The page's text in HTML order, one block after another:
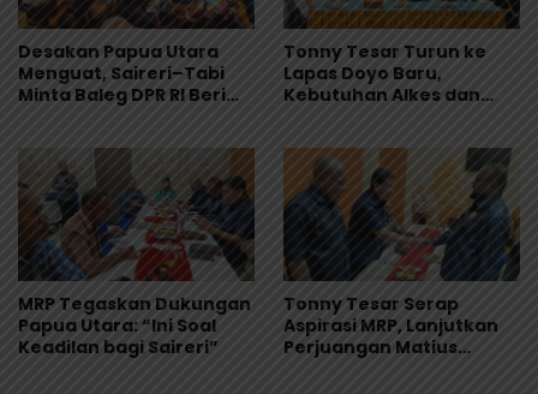
Desakan Papua Utara
Menguat, Saireri–Tabi
Minta Baleg DPR RI Beri
Tonny Tesar Turun ke
Lapas Doyo Baru,
Kebutuhan Alkes dan
MRP Tegaskan Dukungan
Papua Utara: “Ini Soal
Keadilan bagi Saireri”
Tonny Tesar Serap
Aspirasi MRP, Lanjutkan
Perjuangan Matius